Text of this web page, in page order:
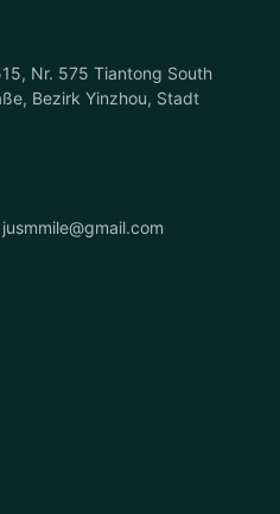
Nr. 575 Tiantong South
Bezirk Yinzhou, Stadt
jusmmile@gmail.com